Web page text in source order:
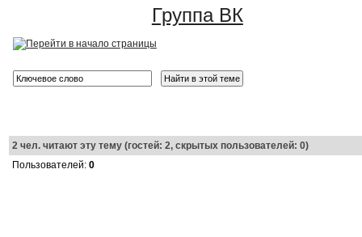
Группа ВК
2чел. читают эту тему (гостей: 2, скрытых пользователей: 0)
Пользователей: 0